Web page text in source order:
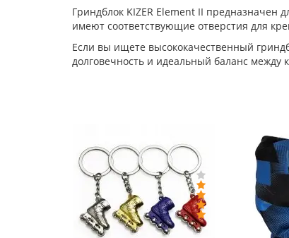
Гриндблок KIZER Element II предназначен
имеют соответствующие отверстия для
Если вы ищете высококачественный
долговечность и идеальный баланс
-Цена: 200 руб.